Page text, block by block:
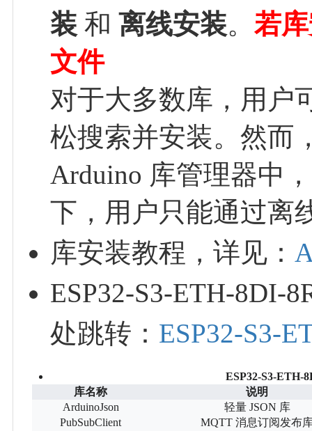
装 和 离线安装。 若
文件
对于大多数库，用户
松搜索并安装。然而
Arduino 库管理器中
下，用户只能通过离
库安装教程，详见：
ESP32-S3-ETH-8DI-
处跳转： ESP32-S3-
ESP32-S3-ETH-
库名称
说明
ArduinoJson
轻量 JSON 库
PubSubClient
MQTT 消息订阅发布